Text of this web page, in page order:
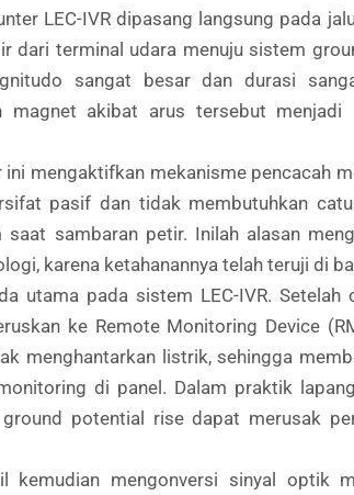
LEC-IVR dipasang langsung pada
dari terminal udara menuju sistem
sangat besar dan durasi
magnet akibat arus tersebut menjadi
ini mengaktifkan mekanisme pencacah
pasif dan tidak membutuhkan
sambaran petir. Inilah alasan
karena ketahanannya telah teruji di
utama pada sistem LEC-IVR. Setelah
ke Remote Monitoring Device
menghantarkan listrik, sehingga
di panel. Dalam praktik
potential rise dapat merusak
kemudian mengonversi sinyal optik